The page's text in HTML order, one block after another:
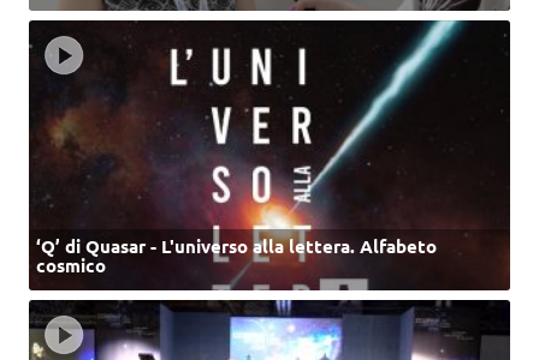
‘Q’ di Quasar - L'universo alla lettera. Alfabeto
cosmico